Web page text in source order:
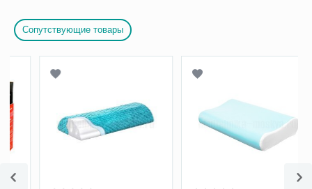
Сопутствующие товары